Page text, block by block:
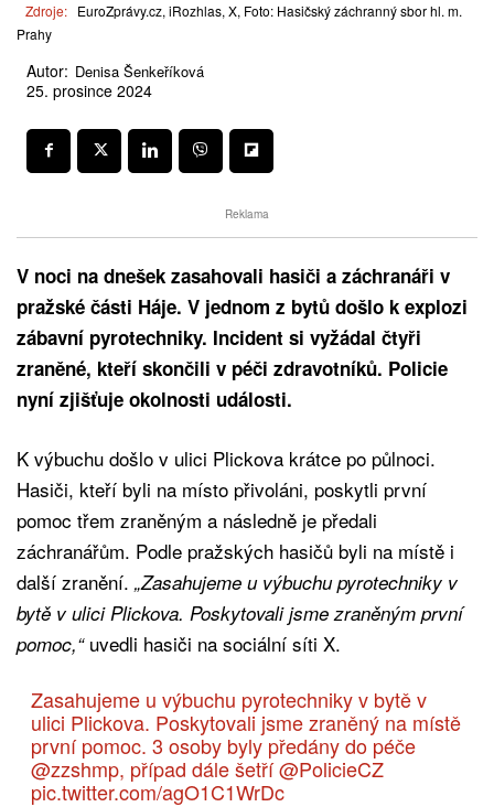
Zdroje: EuroZprávy.cz, iRozhlas, X, Foto: Hasičský záchranný sbor hl. m.
Prahy
Autor: Denisa Šenkeříková
25. prosince 2024
Reklama
V noci na dnešek zasahovali hasiči a záchranáři v
pražské části Háje. V jednom z bytů došlo k explozi
zábavní pyrotechniky. Incident si vyžádal čtyři
zraněné, kteří skončili v péči zdravotníků. Policie
nyní zjišťuje okolnosti události.
K výbuchu došlo v ulici Plickova krátce po půlnoci.
Hasiči, kteří byli na místo přivoláni, poskytli první
pomoc třem zraněným a následně je předali
záchranářům. Podle pražských hasičů byli na místě i
další zranění. „Zasahujeme u výbuchu pyrotechniky v
bytě v ulici Plickova. Poskytovali jsme zraněným první
pomoc,“uvedli hasiči na sociální síti X.
Zasahujeme u výbuchu pyrotechniky v bytě v
ulici Plickova. Poskytovali jsme zraněný na místě
první pomoc. 3 osoby byly předány do péče
@zzshmp, případ dále šetří@PolicieCZ
pic.twitter.com/agO1C1WrDc